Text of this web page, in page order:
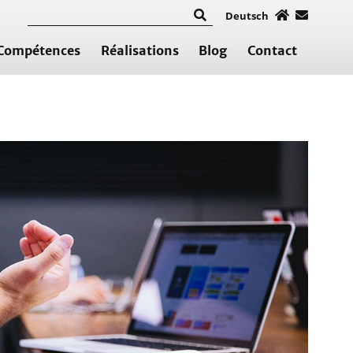
Deutsch
Réalisations Blog Contact